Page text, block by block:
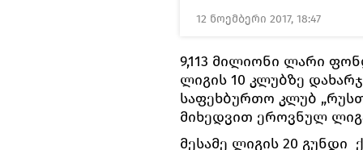
12 ნოემბერი 2017, 18:47
9,113 მილიონი ლარი
ლიგის 10 კლუბზე
საფეხბურთო კლუბ
მიხედვით ეროვნულ
მესამე ლიგის 20 გუნდი